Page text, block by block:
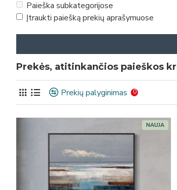
Paieška subkategorijose
Įtraukti paiešką prekių aprašymuose
Prekės, atitinkančios paieškos
Prekių palyginimas 0
NAUJA